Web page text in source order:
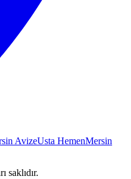
AvizeUsta HemenMersin
saklıdır.